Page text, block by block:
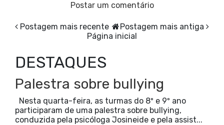
Postar um comentário
Postagem mais recente
Postagem mais antiga
Página inicial
DESTAQUES
Palestra sobre bullying
Nesta quarta-feira, as turmas do 8º e 9º ano
participaram de uma palestra sobre bullying,
conduzida pela psicóloga Josineide e pela assist...